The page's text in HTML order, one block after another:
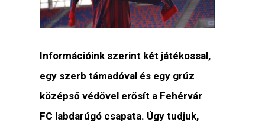
Információink szerint két játékossal,
egy szerb támadóval és egy grúz
középső védővel erősít a Fehérvár
FC labdarúgó csapata. Úgy tudjuk,